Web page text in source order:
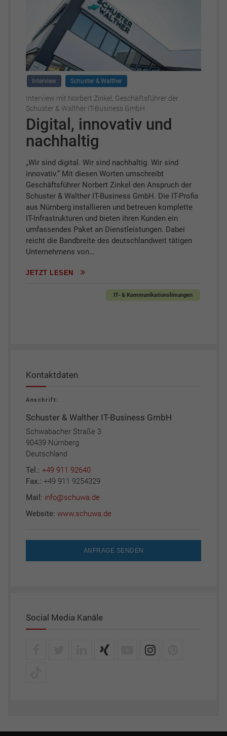
Interview Schuster & Walther
Interview mit Norbert Zinkel, Geschäftsführer der
Schuster & Walther IT-Business GmbH
Digital, innovativ und
nachhaltig
„Wir sind digital. Wir sind nachhaltig. Wir sind
innovativ.“ Mit diesen Worten umschreibt
Geschäftsführer Norbert Zinkel den Anspruch der
Schuster & Walther IT-Business GmbH. Die IT-Profis
aus Nürnberg installieren und betreuen komplette
IT-Infrastrukturen und bieten ihren Kunden ein
umfassendes Paket an Dienstleistungen. Dabei
reicht die Bandbreite des deutschlandweit tätigen
Unternehmens von…
JETZT LESEN
IT- & Kommunikationslösungen
Kontaktdaten
Anschrift:
Schuster & Walther IT-Business GmbH
Schwabacher Straße 3
90439 Nürnberg
Deutschland
Tel.: +49 911 92640
Fax.: +49 911 9254329
Mail: info@schuwa.de
Website: www.schuwa.de
ANFRAGE SENDEN
Social Media Kanäle